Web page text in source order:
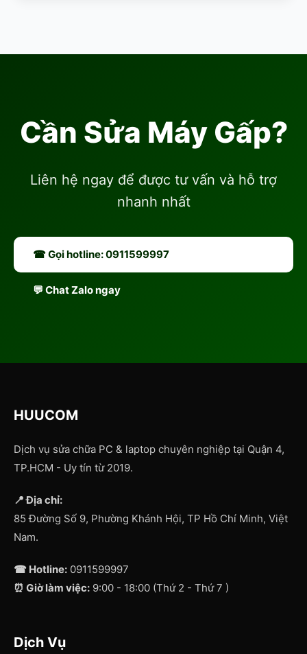
Cần Sửa Máy Gấp?
Liên hệ ngay để được tư vấn và hỗ trợ
nhanh nhất
☎ Gọi hotline: 0911599997
💬 Chat Zalo ngay
HUUCOM
Dịch vụ sửa chữa PC & laptop chuyên nghiệp tại Quận 4,
TP.HCM - Uy tín từ 2019.
📍 Địa chỉ:
85 Đường Số 9, Phường Khánh Hội, TP Hồ Chí Minh, Việt
Nam.
☎ Hotline: 0911599997
⏰ Giờ làm việc: 9:00 - 18:00 (Thứ 2 - Thứ 7 )
Dịch Vụ